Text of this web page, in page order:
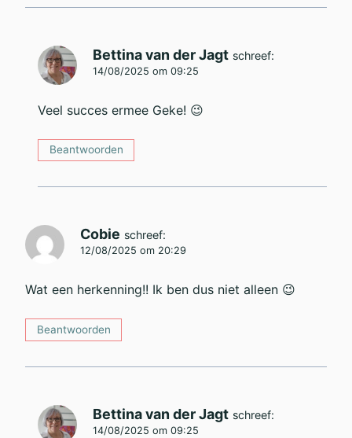
Bettina van der Jagt schreef:
14/08/2025 om 09:25
Veel succes ermee Geke! 😉
Beantwoorden
Cobie schreef:
12/08/2025 om 20:29
Wat een herkenning!! Ik ben dus niet alleen 😉
Beantwoorden
Bettina van der Jagt schreef:
14/08/2025 om 09:25